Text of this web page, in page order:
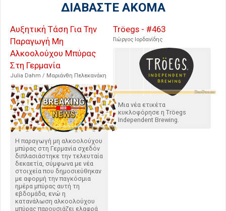
ΔΙΑΒΑΣΤΕ ΑΚΟΜΑ
Αυξητική Τάση Για Την
Παραγωγή Μη
Αλκοολούχου Μπύρας
Στη Γερμανία
Julia Dahm / Μαριάνθη Πελεκανάκη
Η παραγωγή μη αλκοολούχου
μπύρας στη Γερμανία σχεδόν
διπλασιάστηκε την τελευταία
δεκαετία, σύμφωνα με νέα
στοιχεία που δημοσιεύθηκαν
με αφορμή την παγκόσμια
ημέρα μπύρας αυτή τη
εβδομάδα, ενώ η
κατανάλωση αλκοολούχου
μπύρας παρουσιάζει ελαφρά
Tröegs - #463
Γιώργος Ιορδανίδης
Μια νέα ετικέτα
κυκλοφόρησε η Tröegs
Independent Brewing.